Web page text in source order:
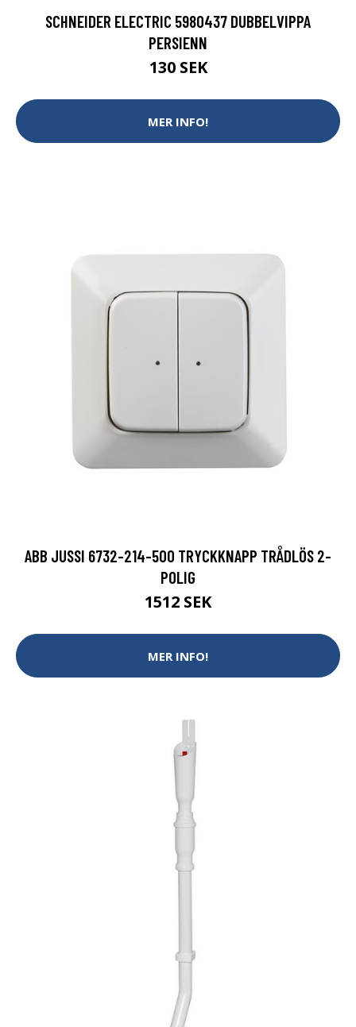
SCHNEIDER ELECTRIC 5980437 DUBBELVIPPA
PERSIENN
130 SEK
MER INFO!
ABB JUSSI 6732-214-500 TRYCKKNAPP TRÅDLÖS 2-
POLIG
1512 SEK
MER INFO!